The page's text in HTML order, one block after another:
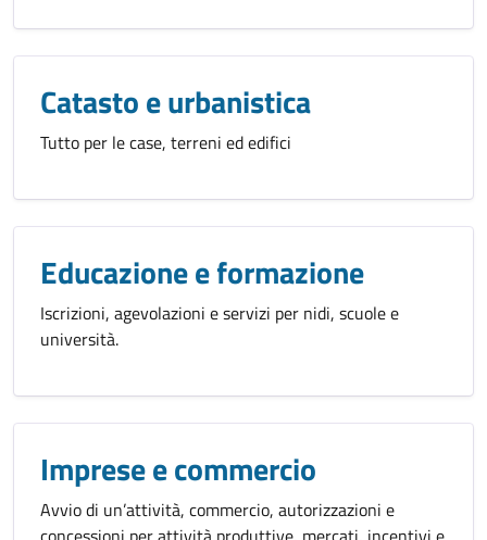
Catasto e urbanistica
Tutto per le case, terreni ed edifici
Educazione e formazione
Iscrizioni, agevolazioni e servizi per nidi, scuole e
università.
Imprese e commercio
Avvio di un’attività, commercio, autorizzazioni e